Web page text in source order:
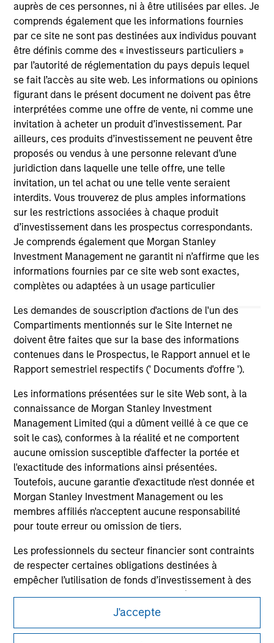
auprès de ces personnes, ni à être utilisées par elles. Je
comprends également que les informations fournies
par ce site ne sont pas destinées aux individus pouvant
être définis comme des « investisseurs particuliers »
par l’autorité de réglementation du pays depuis lequel
se fait l’accès au site web. Les informations ou opinions
figurant dans le présent document ne doivent pas être
interprétées comme une offre de vente, ni comme une
invitation à acheter un produit d’investissement. Par
ailleurs, ces produits d’investissement ne peuvent être
proposés ou vendus à une personne relevant d’une
juridiction dans laquelle une telle offre, une telle
invitation, un tel achat ou une telle vente seraient
interdits. Vous trouverez de plus amples informations
sur les restrictions associées à chaque produit
d’investissement dans les prospectus correspondants.
Je comprends également que Morgan Stanley
Investment Management ne garantit ni n’affirme que les
informations fournies par ce site web sont exactes,
complètes ou adaptées à un usage particulier
Les demandes de souscription d'actions de l'un des
Compartiments mentionnés sur le Site Internet ne
doivent être faites que sur la base des informations
contenues dans le Prospectus, le Rapport annuel et le
Rapport semestriel respectifs (' Documents d'offre ').
Les informations présentées sur le site Web sont, à la
connaissance de Morgan Stanley Investment
Management Limited (qui a dûment veillé à ce que ce
soit le cas), conformes à la réalité et ne comportent
aucune omission susceptible d'affecter la portée et
l'exactitude des informations ainsi présentées.
Toutefois, aucune garantie d'exactitude n'est donnée et
Morgan Stanley Investment Management ou les
membres affiliés n'acceptent aucune responsabilité
pour toute erreur ou omission de tiers.
Les professionnels du secteur financier sont contraints
de respecter certaines obligations destinées à
empêcher l’utilisation de fonds d’investissement à des
fins de blanchiment d’argent. Par conséquent, une
procédure d’identification des souscripteurs est
J'accepte
provided via long-term port leases, dedicated
berthing facilities and geographic constraints on the
creation of additional port capacity.
View Site
Investment Team
Morgan Stanley Infrastructure Partners
As of August 21, 2025. The above is provided for
informational and educational purposes only. There is no
guarantee that the investment mentioned resulted in
positive performance (for realized holdings), or will perform
well in the future (for current holdings). The trademarks and
service marks above are the property of their respective
owners. The information on this website has not been
authorized, sponsored, or otherwise approved by such
owners. By clicking on any links shown here, you agree that
these hyperlinks to you only as a convenience and the
inclusion of any hyperlink is not and does not imply any
endorsement, approval, investigation, verification or
monitoring by us of any information contained in any
hyperlinked site. In no event shall we be responsible for the
information contained on the site or your use of such site
Morgan Stanley
Morgan Stanley Careers